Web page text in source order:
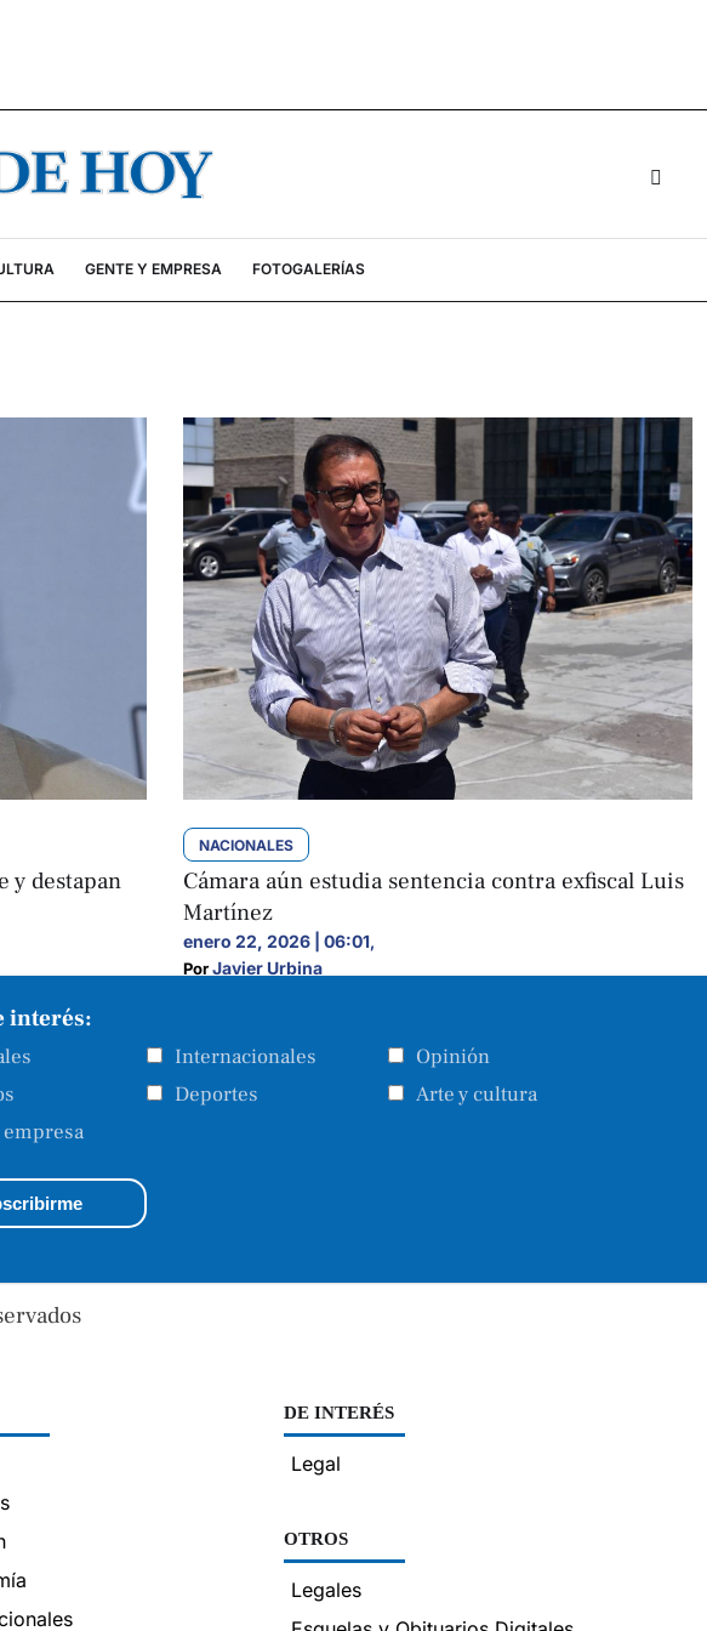
GENTE Y EMPRESA FOTOGALERÍAS
y destapan
NACIONALES
Cámara aún estudia sentencia contra exfiscal Luis
Martínez
enero 22, 2026 | 06:01,
Por Javier Urbina
interés:
Internacionales
Opinión
Deportes
Arte y cultura
empresa
DE INTERÉS
Legal
OTROS
Legales